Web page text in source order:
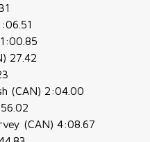
27.42
(CAN) 2:04.00
(CAN) 4:08.67